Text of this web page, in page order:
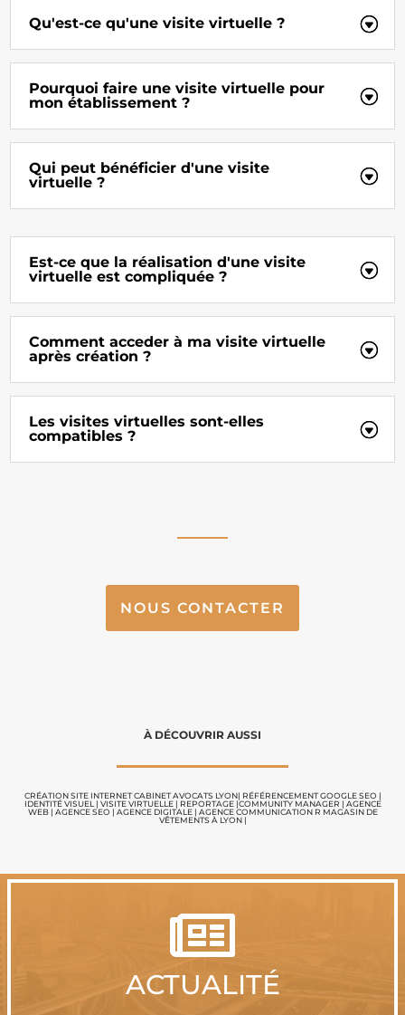
Qu'est-ce qu'une visite virtuelle ?
Pourquoi faire une visite virtuelle pour
mon établissement ?
Qui peut bénéficier d'une visite
virtuelle ?
Est-ce que la réalisation d'une visite
virtuelle est compliquée ?
Comment acceder à ma visite virtuelle
après création ?
Les visites virtuelles sont-elles
compatibles ?
NOUS CONTACTER
À DÉCOUVRIR AUSSI
CRÉATION SITE INTERNET CABINET AVOCATS LYON| RÉFÉRENCEMENT GOOGLE SEO |
IDENTITÉ VISUEL | VISITE VIRTUELLE| REPORTAGE |COMMUNITY MANAGER | AGENCE
WEB| AGENCE SEO | AGENCE DIGITALE| AGENCE COMMUNICATION R MAGASIN DE
VÊTEMENTS À LYON|

ACTUALITÉ